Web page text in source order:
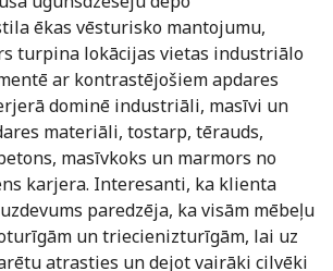
ēkas vēsturisko mantojumu,
turpina lokācijas vietas industriālo
ar kontrastējošiem apdares
dominē industriāli, masīvi un
materiāli, tostarp, tērauds,
masīvkoks un marmors no
karjera. Interesanti, ka klienta
paredzēja, ka visām mēbeļu
un triecienizturīgām, lai uz
atrasties un dejot vairāki cilvēki